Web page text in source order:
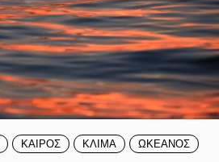
ΚΑΙΡΟΣ ΚΛΙΜΑ ΩΚΕΑΝΟΣ